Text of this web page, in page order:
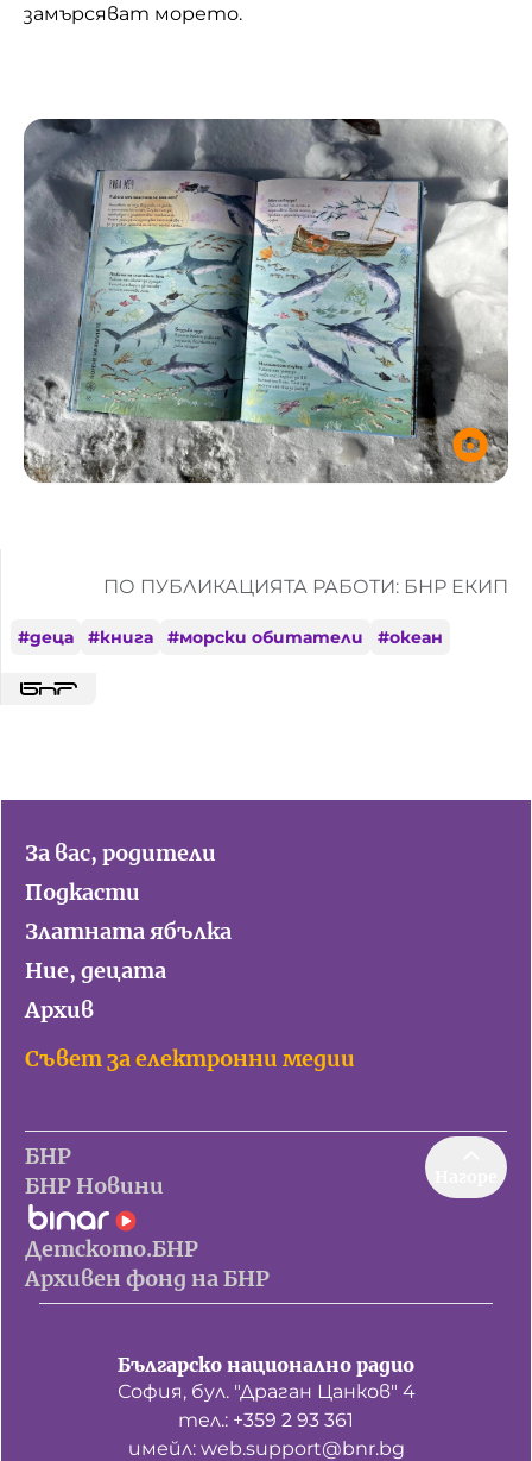
замърсяват морето.
ПО ПУБЛИКАЦИЯТА РАБОТИ: БНР ЕКИП
#деца #книга #морски обитатели #океан
За вас, родители
Подкасти
Златната ябълка
Ние, децата
Архив
Съвет за електронни медии
БНР
БНР Новини
Детското.БНР
Архивен фонд на БНР
Българско национално радио
София, бул. "Драган Цанков" 4
тел.: +359 2 93 361
имейл: web.support@bnr.bg